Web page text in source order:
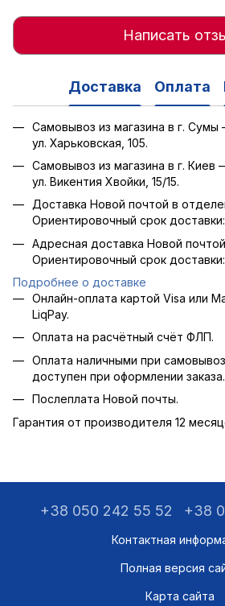
Написать
Доставка Оплата
Самовывоз из магазина в г.
ул. Харьковская, 105.
Самовывоз из магазина в г. Киев
ул. Викентия Хвойки, 15/15.
Доставка Новой почтой в
Ориентировочный срок доставки:
Адресная доставка Новой
Ориентировочный срок доставки:
Подробнее о доставке
Онлайн-оплата картой Visa или
LiqPay.
Оплата на расчётный счёт ФЛП.
Оплата наличными при
доступен при оформлении заказа.
Послеплата Новой почты.
Гарантия от производителя 12
+38 050 242 55 52 +38
Контактная
Полная версия
Карта сайта